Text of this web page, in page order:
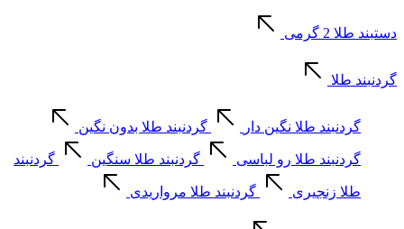
دستبند طلا 2 گرمی
گردنبند طلا
گردنبند طلا نگین دار گردنبند طلا بدون نگین
گردنبند طلا رو لباسی گردنبند طلا سنگین گردنبند
طلا زنجیری گردنبند طلا مرواریدی